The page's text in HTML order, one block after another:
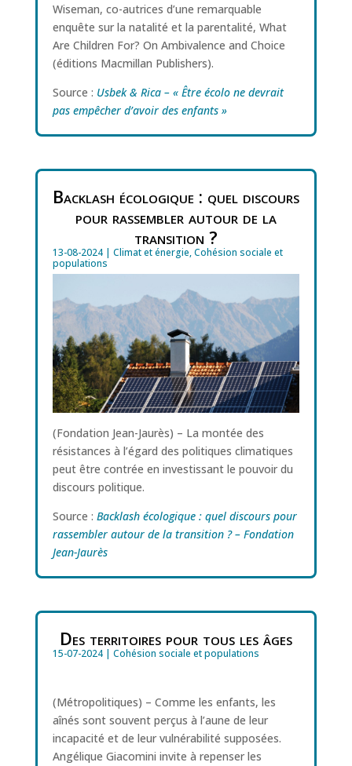
Wiseman, co-autrices d’une remarquable
enquête sur la natalité et la parentalité, What
Are Children For? On Ambivalence and Choice
(éditions Macmillan Publishers).
Source : Usbek & Rica – « Être écolo ne devrait
pas empêcher d’avoir des enfants »
Backlash écologique : quel discours
pour rassembler autour de la
transition ?
13-08-2024| Climat et énergie,Cohésion sociale et
populations
(Fondation Jean-Jaurès) – La montée des
résistances à l’égard des politiques climatiques
peut être contrée en investissant le pouvoir du
discours politique.
Source : Backlash écologique : quel discours pour
rassembler autour de la transition ? – Fondation
Jean-Jaurès
Des territoires pour tous les âges
15-07-2024| Cohésion sociale et populations
(Métropolitiques) – Comme les enfants, les
aînés sont souvent perçus à l’aune de leur
incapacité et de leur vulnérabilité supposées.
Angélique Giacomini invite à repenser les